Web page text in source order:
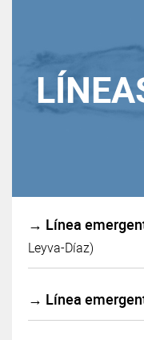
→ Línea
Leyva-Díaz)
→ Línea